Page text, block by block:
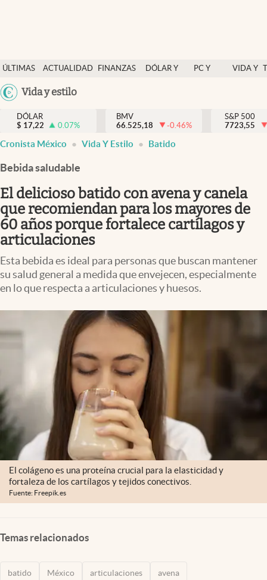
ÚLTIMAS
NOTICIAS
ACTUALIDAD
FINANZAS
DÓLAR Y
PC Y
VIDA Y
México
Vida y estilo
Actualidad
Finanzas y economía
Dólar y mercados
Pc y celular
Vida y estilo
Clima
Espiritualidad
abre en nueva pestaña
México
DÓLAR
$ 17,22 0.07%
BMV
66.525,18
-0.46%
S&P 500
7723,55
Cronista México Vida Y Estilo Batido
Bebida saludable
El delicioso batido con avena y canela
que recomiendan para los mayores de
60 años porque fortalece cartílagos y
articulaciones
Esta bebida es ideal para personas que buscan mantener
su salud general a medida que envejecen, especialmente
en lo que respecta a articulaciones y huesos.
El colágeno es una proteína crucial para la elasticidad y
fortaleza de los cartílagos y tejidos conectivos.
Fuente: Freepik.es
Temas relacionados
batido México articulaciones avena